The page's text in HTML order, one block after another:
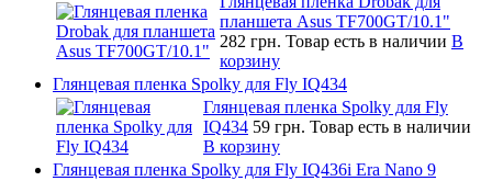
планшета Asus TF700GT/10.1"
282 грн. Товар есть в наличии В
корзину
Глянцевая пленка Spolky для Fly IQ434
Глянцевая пленка Spolky для Fly
IQ434 59 грн. Товар есть в наличии
В корзину
Глянцевая пленка Spolky для Fly IQ436i Era Nano 9